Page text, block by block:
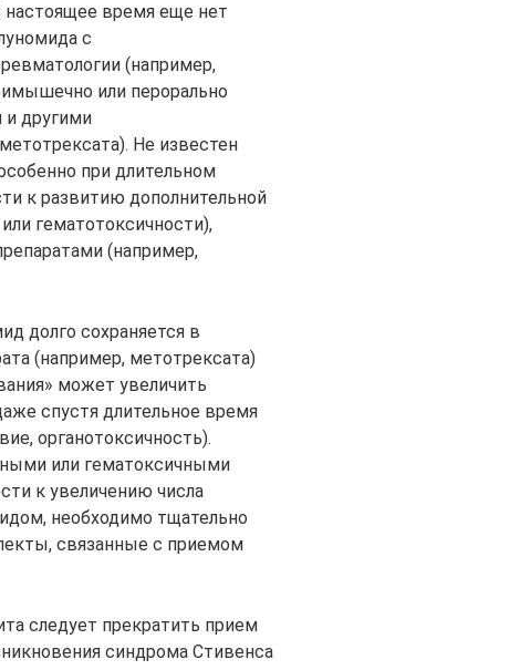
настоящее время еще нет
с
(например,
или перорально
и другими
Не известен
при длительном
к развитию дополнительной
гематотоксичности),
(например,
долго сохраняется в
(например, метотрексата)
может увеличить
спустя длительное время
органотоксичность).
или гематоксичными
к увеличению числа
необходимо тщательно
связанные с приемом
следует прекратить прием
синдрома Стивенса